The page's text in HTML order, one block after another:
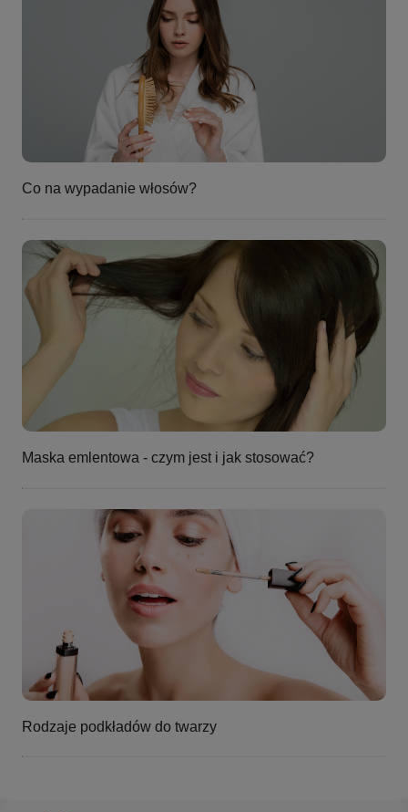
Co na wypadanie włosów?
Maska emlentowa - czym jest i jak stosować?
Rodzaje podkładów do twarzy